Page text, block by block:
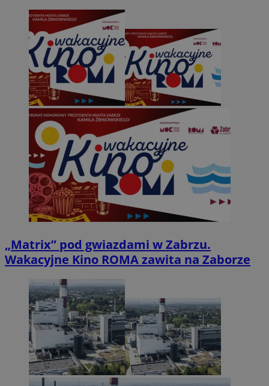
„Matrix” pod gwiazdami w Zabrzu.
Wakacyjne Kino ROMA zawita na Zaborze